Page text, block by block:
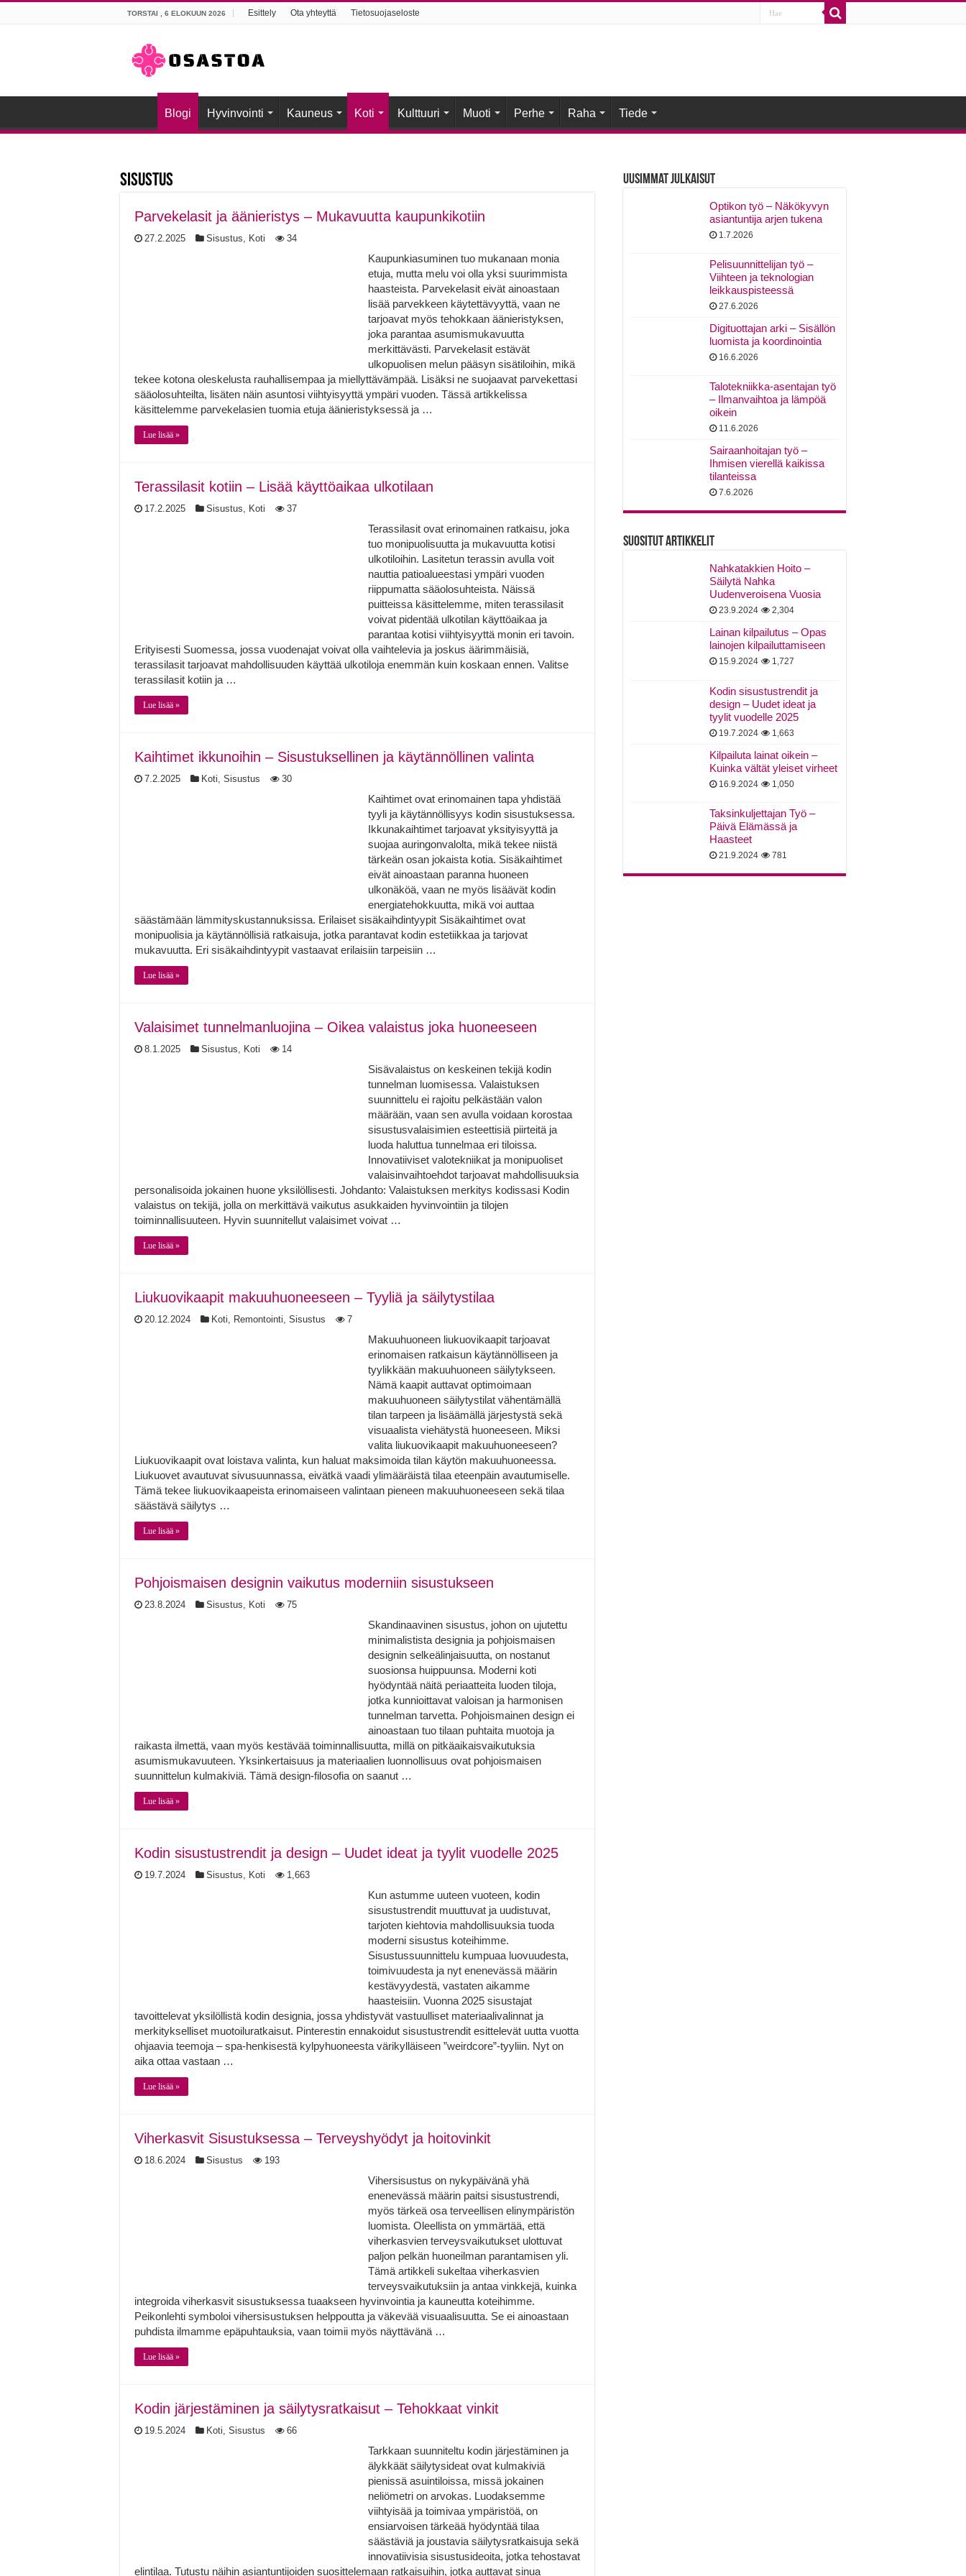
TORSTAI , 6 ELOKUUN 2026 Esittely Ota yhteyttä Tietosuojaseloste
Blogi Hyvinvointi Kauneus Koti Kulttuuri Muoti Perhe Raha Tiede
Sisustus
Parvekelasit ja äänieristys – Mukavuutta kaupunkikotiin
27.2.2025 Sisustus, Koti 34
Kaupunkiasuminen tuo mukanaan monia
etuja, mutta melu voi olla yksi suurimmista
haasteista. Parvekelasit eivät ainoastaan
lisää parvekkeen käytettävyyttä, vaan ne
tarjoavat myös tehokkaan äänieristyksen,
joka parantaa asumismukavuutta
merkittävästi. Parvekelasit estävät
ulkopuolisen melun pääsyn sisätiloihin, mikä
tekee kotona oleskelusta rauhallisempaa ja miellyttävämpää. Lisäksi ne suojaavat parvekettasi
sääolosuhteilta, lisäten näin asuntosi viihtyisyyttä ympäri vuoden. Tässä artikkelissa
käsittelemme parvekelasien tuomia etuja äänieristyksessä ja …
Lue lisää »
Terassilasit kotiin – Lisää käyttöaikaa ulkotilaan
17.2.2025 Sisustus, Koti 37
Terassilasit ovat erinomainen ratkaisu, joka
tuo monipuolisuutta ja mukavuutta kotisi
ulkotiloihin. Lasitetun terassin avulla voit
nauttia patioalueestasi ympäri vuoden
riippumatta sääolosuhteista. Näissä
puitteissa käsittelemme, miten terassilasit
voivat pidentää ulkotilan käyttöaikaa ja
parantaa kotisi viihtyisyyttä monin eri tavoin.
Erityisesti Suomessa, jossa vuodenajat voivat olla vaihtelevia ja joskus äärimmäisiä,
terassilasit tarjoavat mahdollisuuden käyttää ulkotiloja enemmän kuin koskaan ennen. Valitse
terassilasit kotiin ja …
Lue lisää »
Kaihtimet ikkunoihin – Sisustuksellinen ja käytännöllinen valinta
7.2.2025 Koti, Sisustus 30
Kaihtimet ovat erinomainen tapa yhdistää
tyyli ja käytännöllisyys kodin sisustuksessa.
Ikkunakaihtimet tarjoavat yksityisyyttä ja
suojaa auringonvalolta, mikä tekee niistä
tärkeän osan jokaista kotia. Sisäkaihtimet
eivät ainoastaan paranna huoneen
ulkonäköä, vaan ne myös lisäävät kodin
energiatehokkuutta, mikä voi auttaa
säästämään lämmityskustannuksissa. Erilaiset sisäkaihdintyypit Sisäkaihtimet ovat
monipuolisia ja käytännöllisiä ratkaisuja, jotka parantavat kodin estetiikkaa ja tarjovat
mukavuutta. Eri sisäkaihdintyypit vastaavat erilaisiin tarpeisiin …
Lue lisää »
Valaisimet tunnelmanluojina – Oikea valaistus joka huoneeseen
8.1.2025 Sisustus, Koti 14
Sisävalaistus on keskeinen tekijä kodin
tunnelman luomisessa. Valaistuksen
suunnittelu ei rajoitu pelkästään valon
määrään, vaan sen avulla voidaan korostaa
sisustusvalaisimien esteettisiä piirteitä ja
luoda haluttua tunnelmaa eri tiloissa.
Innovatiiviset valotekniikat ja monipuoliset
valaisinvaihtoehdot tarjoavat mahdollisuuksia
personalisoida jokainen huone yksilöllisesti. Johdanto: Valaistuksen merkitys kodissasi Kodin
valaistus on tekijä, jolla on merkittävä vaikutus asukkaiden hyvinvointiin ja tilojen
toiminnallisuuteen. Hyvin suunnitellut valaisimet voivat …
Lue lisää »
Liukuovikaapit makuuhuoneeseen – Tyyliä ja säilytystilaa
20.12.2024 Koti, Remontointi, Sisustus 7
Makuuhuoneen liukuovikaapit tarjoavat
erinomaisen ratkaisun käytännölliseen ja
tyylikkään makuuhuoneen säilytykseen.
Nämä kaapit auttavat optimoimaan
makuuhuoneen säilytystilat vähentämällä
tilan tarpeen ja lisäämällä järjestystä sekä
visuaalista viehätystä huoneeseen. Miksi
valita liukuovikaapit makuuhuoneeseen?
Liukuovikaapit ovat loistava valinta, kun haluat maksimoida tilan käytön makuuhuoneessa.
Liukuovet avautuvat sivusuunnassa, eivätkä vaadi ylimääräistä tilaa eteenpäin avautumiselle.
Tämä tekee liukuovikaapeista erinomaiseen valintaan pieneen makuuhuoneeseen sekä tilaa
säästävä säilytys …
Lue lisää »
Pohjoismaisen designin vaikutus moderniin sisustukseen
23.8.2024 Sisustus, Koti 75
Skandinaavinen sisustus, johon on ujutettu
minimalistista designia ja pohjoismaisen
designin selkeälinjaisuutta, on nostanut
suosionsa huippuunsa. Moderni koti
hyödyntää näitä periaatteita luoden tiloja,
jotka kunnioittavat valoisan ja harmonisen
tunnelman tarvetta. Pohjoismainen design ei
ainoastaan tuo tilaan puhtaita muotoja ja
raikasta ilmettä, vaan myös kestävää toiminnallisuutta, millä on pitkäaikaisvaikutuksia
asumismukavuuteen. Yksinkertaisuus ja materiaalien luonnollisuus ovat pohjoismaisen
suunnittelun kulmakiviä. Tämä design-filosofia on saanut …
Lue lisää »
Kodin sisustustrendit ja design – Uudet ideat ja tyylit vuodelle 2025
19.7.2024 Sisustus, Koti 1,663
Kun astumme uuteen vuoteen, kodin
sisustustrendit muuttuvat ja uudistuvat,
tarjoten kiehtovia mahdollisuuksia tuoda
moderni sisustus koteihimme.
Sisustussuunnittelu kumpuaa luovuudesta,
toimivuudesta ja nyt enenevässä määrin
kestävyydestä, vastaten aikamme
haasteisiin. Vuonna 2025 sisustajat
tavoittelevat yksilöllistä kodin designia, jossa yhdistyvät vastuulliset materiaalivalinnat ja
merkitykselliset muotoiluratkaisut. Pinterestin ennakoidut sisustustrendit esittelevät uutta vuotta
ohjaavia teemoja – spa-henkisestä kylpyhuoneesta värikylläiseen ”weirdcore”-tyyliin. Nyt on
aika ottaa vastaan …
Lue lisää »
Viherkasvit Sisustuksessa – Terveyshyödyt ja hoitovinkit
18.6.2024 Sisustus 193
Vihersisustus on nykypäivänä yhä
enenevässä määrin paitsi sisustustrendi,
myös tärkeä osa terveellisen elinympäristön
luomista. Oleellista on ymmärtää, että
viherkasvien terveysvaikutukset ulottuvat
paljon pelkän huoneilman parantamisen yli.
Tämä artikkeli sukeltaa viherkasvien
terveysvaikutuksiin ja antaa vinkkejä, kuinka
integroida viherkasvit sisustuksessa tuaakseen hyvinvointia ja kauneutta koteihimme.
Peikonlehti symboloi vihersisustuksen helppoutta ja väkevää visuaalisuutta. Se ei ainoastaan
puhdista ilmamme epäpuhtauksia, vaan toimii myös näyttävänä …
Lue lisää »
Kodin järjestäminen ja säilytysratkaisut – Tehokkaat vinkit
19.5.2024 Koti, Sisustus 66
Tarkkaan suunniteltu kodin järjestäminen ja
älykkäät säilytysideat ovat kulmakiviä
pienissä asuintiloissa, missä jokainen
neliömetri on arvokas. Luodaksemme
viihtyisää ja toimivaa ympäristöä, on
ensiarvoisen tärkeää hyödyntää tilaa
säästäviä ja joustavia säilytysratkaisuja sekä
innovatiivisia sisustusideoita, jotka tehostavat
elintilaa. Tutustu näihin asiantuntijoiden suosittelemaan ratkaisuihin, jotka auttavat sinua
Uusimmat Julkaisut
Optikon työ – Näkökyvyn
asiantuntija arjen tukena
1.7.2026
Pelisuunnittelijan työ –
Viihteen ja teknologian
leikkauspisteessä
27.6.2026
Digituottajan arki – Sisällön
luomista ja koordinointia
16.6.2026
Talotekniikka-asentajan työ
– Ilmanvaihtoa ja lämpöä
oikein
11.6.2026
Sairaanhoitajan työ –
Ihmisen vierellä kaikissa
tilanteissa
7.6.2026
Suositut Artikkelit
Nahkatakkien Hoito –
Säilytä Nahka
Uudenveroisena Vuosia
23.9.2024 2,304
Lainan kilpailutus – Opas
lainojen kilpailuttamiseen
15.9.2024 1,727
Kodin sisustustrendit ja
design – Uudet ideat ja
tyylit vuodelle 2025
19.7.2024 1,663
Kilpailuta lainat oikein –
Kuinka vältät yleiset virheet
16.9.2024 1,050
Taksinkuljettajan Työ –
Päivä Elämässä ja
Haasteet
21.9.2024 781